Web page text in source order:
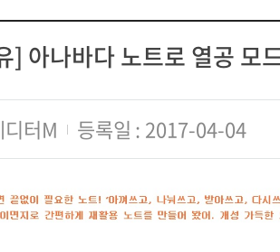
] 아나바다 노트로 열공 모
디터M 등록일 2017-04-04